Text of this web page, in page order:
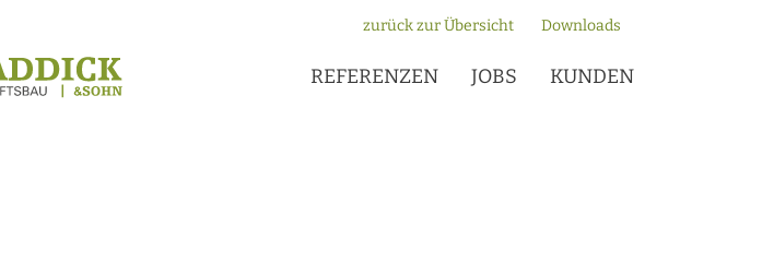
zurück zur Übersicht Downloads
REFERENZEN JOBS KUNDEN